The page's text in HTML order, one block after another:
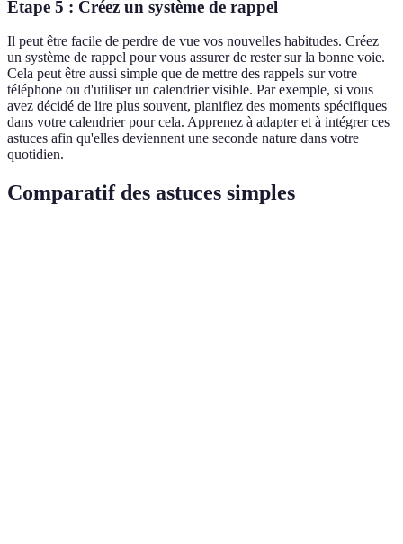
Étape 5 : Créez un système de rappel
Il peut être facile de perdre de vue vos nouvelles habitudes. Créez
un système de rappel pour vous assurer de rester sur la bonne voie.
Cela peut être aussi simple que de mettre des rappels sur votre
téléphone ou d'utiliser un calendrier visible. Par exemple, si vous
avez décidé de lire plus souvent, planifiez des moments spécifiques
dans votre calendrier pour cela. Apprenez à adapter et à intégrer ces
astuces afin qu'elles deviennent une seconde nature dans votre
quotidien.
Comparatif des astuces simples